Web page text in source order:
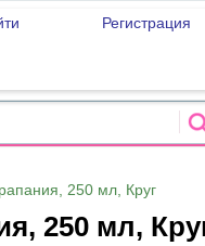
Регистрация
250 мл, Круг
250 мл,